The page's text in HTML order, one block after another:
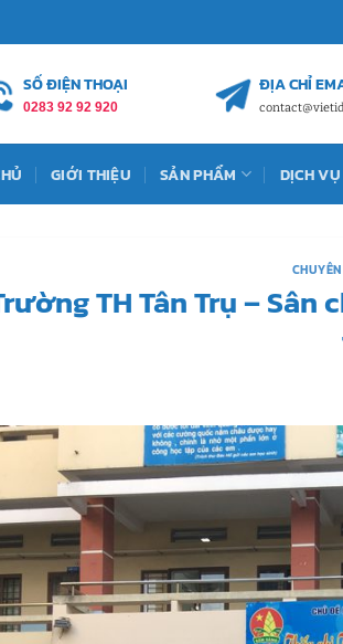
SỐ ĐIỆN THOẠI
0283 92 92 920
ĐỊA CHỈ
GIỚI THIỆU SẢN PHẨM DỊCH VỤ
TH Tân Trụ –